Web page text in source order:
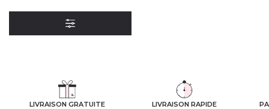
LIVRAISON GRATUITE
LIVRAISON RAPIDE